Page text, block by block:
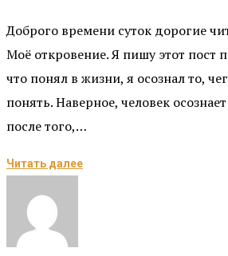
Доброго времени суток дорогие
Моё откровение. Я пишу этот пост
что понял в жизни, я осознал то,
понять. Наверное, человек
после того,…
Читать далее